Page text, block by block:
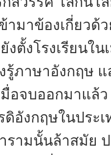
ามาข้องเกี่ยว
งตั้งโรงเรียนใ
รู้ภาษาอังกฤษ
มื่อจบออกมาแล้
ดิอังกฤษในประ
รามนั้นล้าสมัย